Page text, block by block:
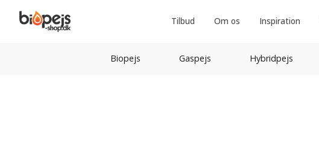
Tilbud Om os Inspiration
Biopejs Gaspejs Hybridpejs